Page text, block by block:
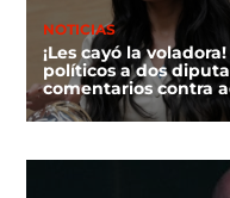
NOTICIAS
¡Les cayó la
políticos a dos
comentarios contra